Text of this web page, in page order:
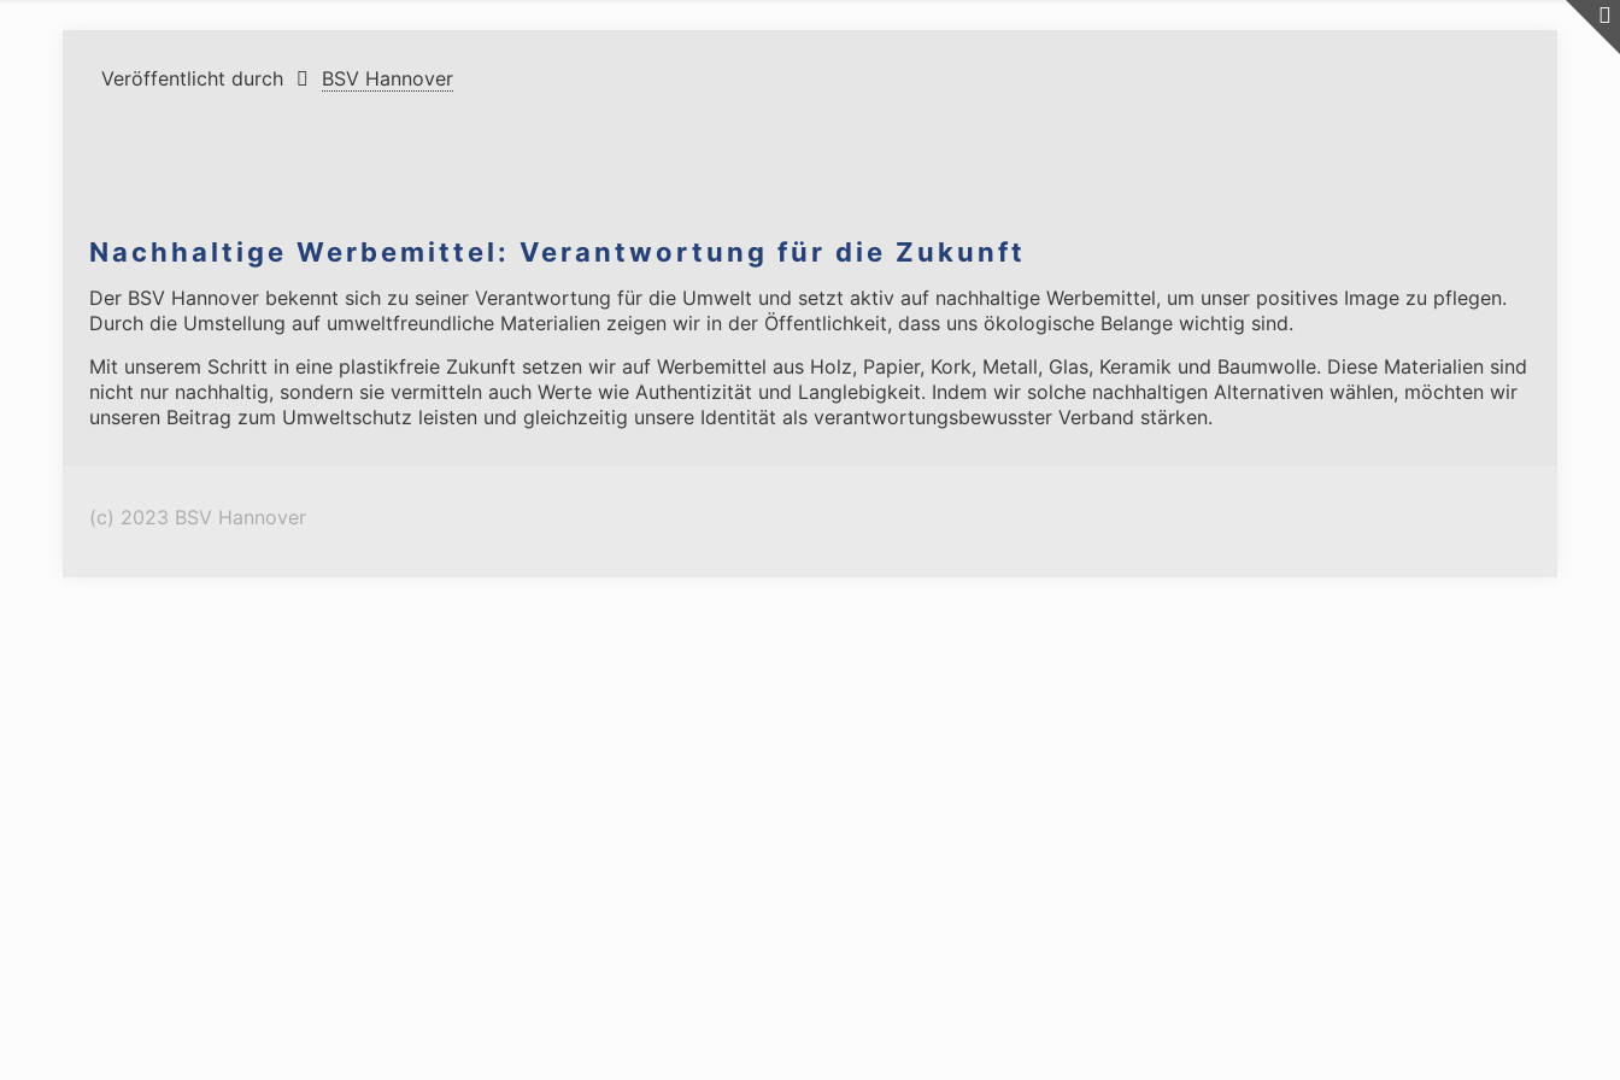
Veröffentlicht durch BSV Hannover
Nachhaltige Werbemittel: Verantwortung für die Zukunft
Der BSV Hannover bekennt sich zu seiner Verantwortung für die Umwelt und setzt aktiv auf nachhaltige Werbemittel, um unser positives Image zu pflegen.
Durch die Umstellung auf umweltfreundliche Materialien zeigen wir in der Öffentlichkeit, dass uns ökologische Belange wichtig sind.
Mit unserem Schritt in eine plastikfreie Zukunft setzen wir auf Werbemittel aus Holz, Papier, Kork, Metall, Glas, Keramik und Baumwolle. Diese Materialien sind
nicht nur nachhaltig, sondern sie vermitteln auch Werte wie Authentizität und Langlebigkeit. Indem wir solche nachhaltigen Alternativen wählen, möchten wir
unseren Beitrag zum Umweltschutz leisten und gleichzeitig unsere Identität als verantwortungsbewusster Verband stärken.
(c) 2023 BSV Hannover